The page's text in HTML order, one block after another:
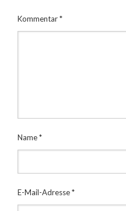
Kommentar*
Name*
E-Mail-Adresse*